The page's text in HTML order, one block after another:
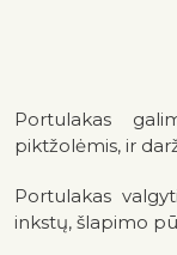
Portulakas
piktžolėmis, ir
Portulakas
inkstų, šlapimo